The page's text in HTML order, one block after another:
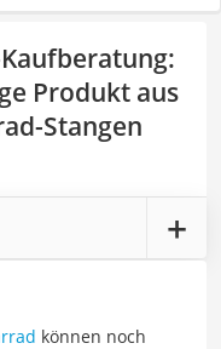
:
Produkt aus
Stangen
können noch